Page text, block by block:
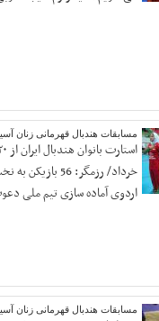
مسابقات هندبال قهرمانی زنان
استارت بانوان
خرداد/ رزمگر: 56
اردوی آماده سازی تیم ملی
مسابقات هندبال قهرمانی زنان